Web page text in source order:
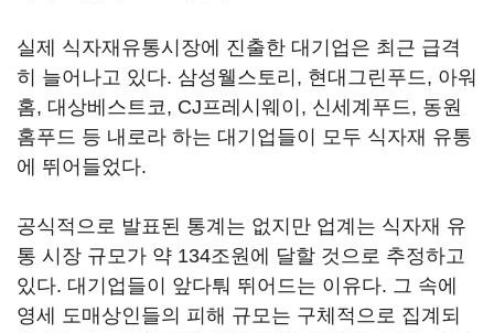
실제 식자재유통시장에 진출한 대기업은 최근 급격
히 늘어나고 있다. 삼성웰스토리, 현대그린푸드, 아워
홈, 대상베스트코, CJ프레시웨이, 신세계푸드, 동원
홈푸드 등 내로라 하는 대기업들이 모두 식자재 유통
에 뛰어들었다.
공식적으로 발표된 통계는 없지만 업계는 식자재 유
통 시장 규모가 약 134조원에 달할 것으로 추정하고
있다. 대기업들이 앞다퉈 뛰어드는 이유다. 그 속에
영세 도매상인들의 피해 규모는 구체적으로 집계되